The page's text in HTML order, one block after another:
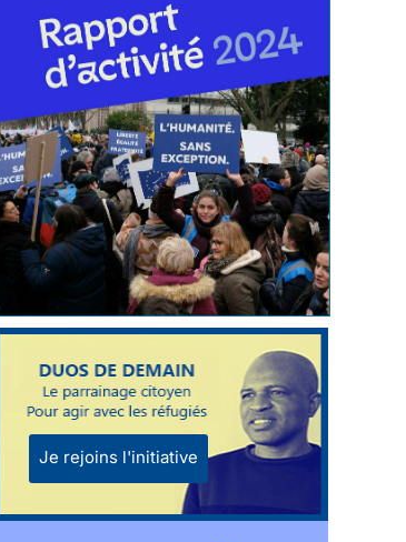
Je rejoins l'initiative